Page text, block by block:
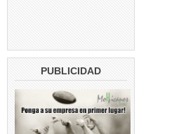
PUBLICIDAD